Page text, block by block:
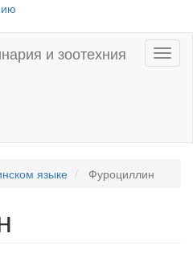
и зоотехния
языке Фуроциллин